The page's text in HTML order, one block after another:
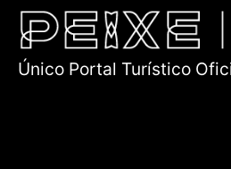
Único Portal Turístico